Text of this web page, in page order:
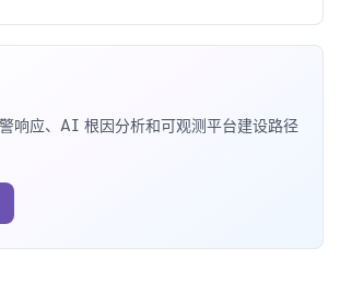
响应、AI 根因分析和可观测平台建设路径